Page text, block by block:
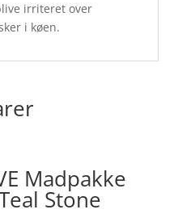
irriteret over
i køen.
Madpakke
Stone